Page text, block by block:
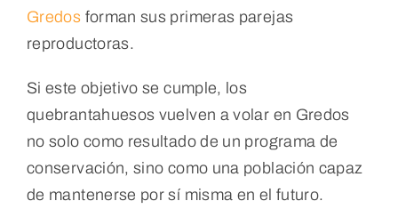
Gredos forman sus primeras parejas
reproductoras.
Si este objetivo se cumple, los
quebrantahuesos vuelven a volar en Gredos
no solo como resultado de un programa de
conservación, sino como una población capaz
de mantenerse por sí misma en el futuro.